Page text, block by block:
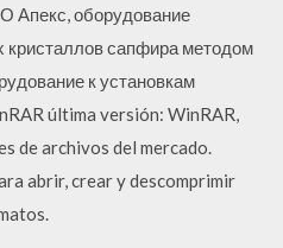
Апекс, оборудование
сапфира методом
к установкам
última versión: WinRAR,
de archivos del mercado.
abrir, crear y descomprimir